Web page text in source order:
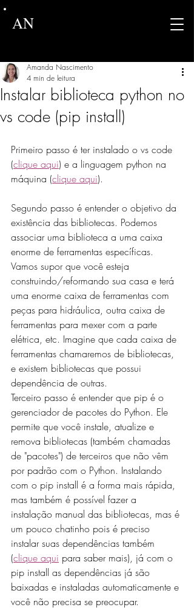
AN
Instalar biblioteca python no
vs code (pip install)
Amanda Nascimento
4 min de leitura
Primeiro passo é ter instalado o vs code
(clique aqui) e a linguagem python na
máquina (clique aqui).
Segundo passo é entender o objetivo da
existência das bibliotecas. Podemos
associar uma biblioteca a uma caixa
enorme de ferramentas específicas.
Vamos supor que você esteja
construindo/reformando sua casa e terá
uma enorme caixa de ferramentas com
peças para hidráulica, outra caixa de
ferramentas para mexer com a parte
elétrica, etc. Imagine que cada caixa de
ferramentas chamaremos de bibliotecas,
e existem bibliotecas que possui
dependência de outras.
Terceiro passo é entender que pip é o
gerenciador de pacotes do Python. Ele
permite que você instale, atualize e
remova bibliotecas (também chamadas
de "pacotes") de terceiros que não vêm
por padrão com o Python. Instalando
com o pip install é a forma mais rápida,
mas também é possível fazer a
instalação manual das bibliotecas, mas é
um pouco chatinho pois é preciso
instalar suas dependências também
(clique aqui para saber mais), já com o
pip install as dependências já são
baixadas e instaladas automaticamente e
você não precisa se preocupar.